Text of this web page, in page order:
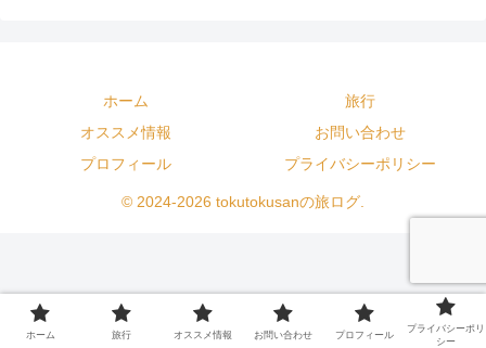
ホーム
旅行
オススメ情報
お問い合わせ
プロフィール
プライバシーポリシー
© 2024-2026 tokutokusanの旅ログ.
ホーム 旅行 オススメ情報 お問い合わせ プロフィール
プライバシーポリ
シー